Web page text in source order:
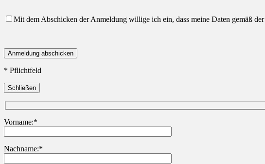
Mit dem Abschicken der Anmeldung willige ich ein, dass meine Daten gemäß der
* Pflichtfeld
Schließen
Vorname:*
Nachname:*